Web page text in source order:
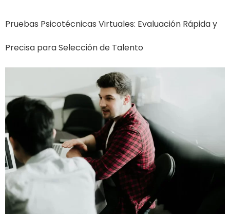
Pruebas Psicotécnicas Virtuales: Evaluación Rápida y
Precisa para Selección de Talento